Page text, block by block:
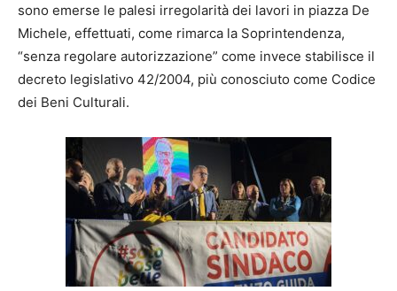
sono emerse le palesi irregolarità dei lavori in piazza De
Michele, effettuati, come rimarca la Soprintendenza,
“senza regolare autorizzazione” come invece stabilisce il
decreto legislativo 42/2004, più conosciuto come Codice
dei Beni Culturali.